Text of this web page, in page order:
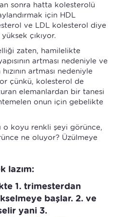
sonra hatta kolesterolü
için HDL
ve LDL kolesterol diye
çıkıyor.
zaten, hamilelikte
artması nedeniyle ve
artması nedeniyle
çünkü, kolesterol de
elemanlardan bir tanesi
onun için gebelikte
o koyu renkli şeyi görünce,
ne oluyor? Üzülmeye
lazım:
1. trimesterdan
başlar. 2. ve
yani 3.